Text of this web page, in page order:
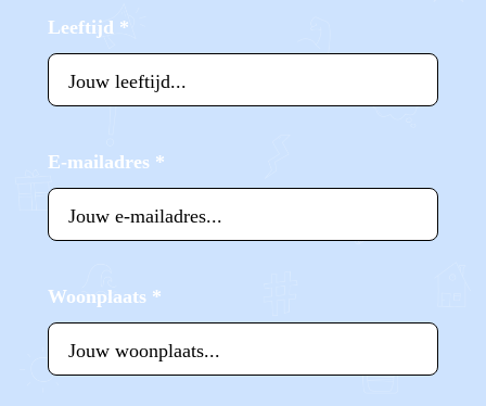
Leeftijd *
E-mailadres *
Woonplaats *